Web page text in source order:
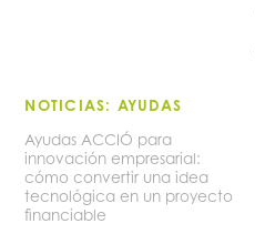
NOTICIAS: AYUDAS
Ayudas ACCIÓ para
innovación empresarial:
cómo convertir una idea
tecnológica en un proyecto
financiable